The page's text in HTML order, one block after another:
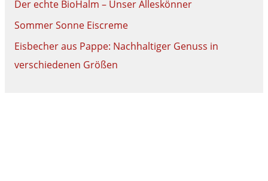
Der echte BioHalm – Unser Alleskönner
Sommer Sonne Eiscreme
Eisbecher aus Pappe: Nachhaltiger Genuss in
verschiedenen Größen